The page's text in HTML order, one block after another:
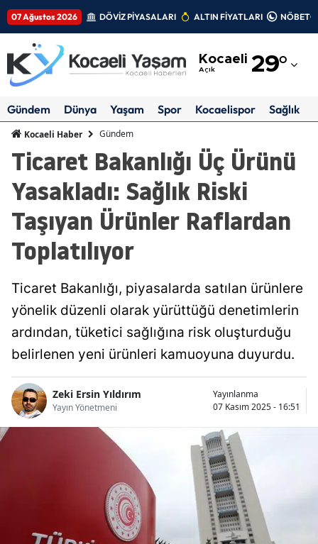
07 Ağustos 2026 DÖVİZ PİYASALARI ALTIN FİYATLARI
Kocaeli
Açık 29°
Adıyaman
Amasya
Ankara
Antalya
Balıkesir
Bilecik
Bingöl
Bitlis
Burdur
Bursa
Çanakkale
Çankırı
Gündem Dünya Yaşam Spor Kocaelispor Sağlık
Kocaeli Haber Gündem
Ticaret Bakanlığı Üç Ürünü
Yasakladı: Sağlık Riski
Taşıyan Ürünler Raflardan
Toplatılıyor
Ticaret Bakanlığı, piyasalarda satılan ürünlere
yönelik düzenli olarak yürüttüğü denetimlerin
ardından, tüketici sağlığına risk oluşturduğu
belirlenen yeni ürünleri kamuoyuna duyurdu.
Zeki Ersin Yıldırım
Yayın Yönetmeni
Yayınlanma
07 Kasım 2025 - 16:51